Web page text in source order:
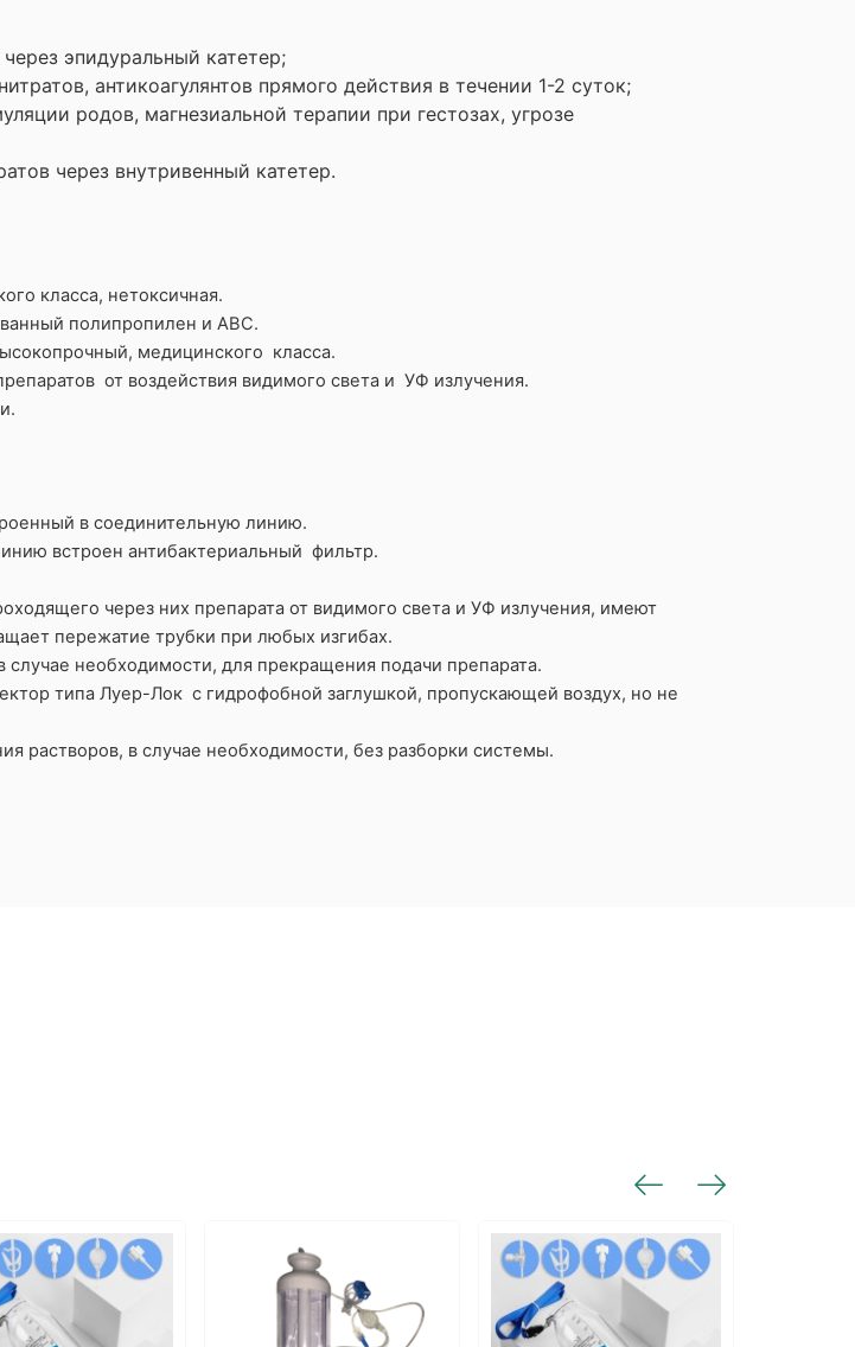
эпидуральный катетер;
антикоагулянтов прямого действия в течении 1-2 суток;
родов, магнезиальной терапии при гестозах, угрозе
через внутривенный катетер.
класса, нетоксичная.
полипропилен и АВС.
медицинского класса.
от воздействия видимого света и УФ излучения.
в соединительную линию.
встроен антибактериальный фильтр.
через них препарата от видимого света и УФ излучения, имеют
пережатие трубки при любых изгибах.
необходимости, для прекращения подачи препарата.
типа Луер-Лок с гидрофобной заглушкой, пропускающей воздух, но не
растворов, в случае необходимости, без разборки системы.